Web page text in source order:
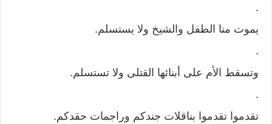
.
يموت منا الطفل والشيخ ولا يستسلم.
.
وتسقط الأم على أبنائها القتلى ولا تستسلم.
.
تقدموا تقدموا بناقلات جندكم وراجمات حقدكم.